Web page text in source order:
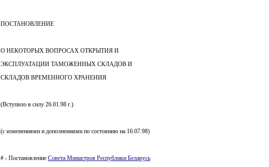
ПОСТАНОВЛЕНИЕ
О НЕКОТОРЫХ ВОПРОСАХ ОТКРЫТИЯ И
ЭКСПЛУАТАЦИИ ТАМОЖЕННЫХ СКЛАДОВ И
СКЛАДОВ ВРЕМЕННОГО ХРАНЕНИЯ
(Вступило в силу 26.01.98 г.)
(с изменениями и дополнениями по состоянию на 16.07.98)
# - Постановление Совета Министров Республики Беларусь